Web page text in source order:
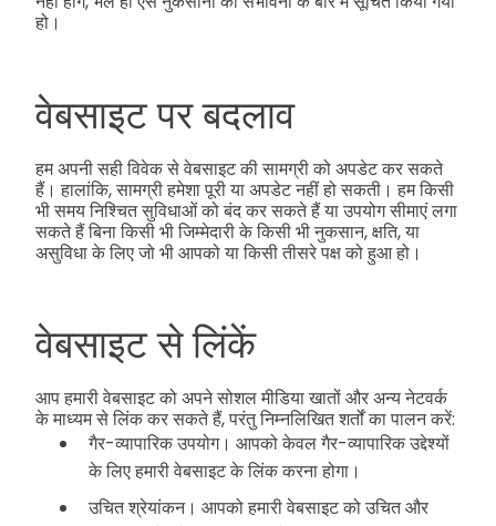
हो।
वेबसाइट पर बदलाव
हम अपनी सही विवेक से वेबसाइट की सामग्री को अपडेट कर सकते
हैं। हालांकि, सामग्री हमेशा पूरी या अपडेट नहीं हो सकती। हम किसी
भी समय निश्चित सुविधाओं को बंद कर सकते हैं या उपयोग सीमाएं लगा
सकते हैं बिना किसी भी जिम्मेदारी के किसी भी नुकसान, क्षति, या
असुविधा के लिए जो भी आपको या किसी तीसरे पक्ष को हुआ हो।
वेबसाइट से लिंकें
आप हमारी वेबसाइट को अपने सोशल मीडिया खातों और अन्य नेटवर्क
के माध्यम से लिंक कर सकते हैं, परंतु निम्नलिखित शर्तों का पालन करें:
गैर-व्यापारिक उपयोग। आपको केवल गैर-व्यापारिक उद्देश्यों
के लिए हमारी वेबसाइट के लिंक करना होगा।
उचित श्रेयांकन। आपको हमारी वेबसाइट को उचित और